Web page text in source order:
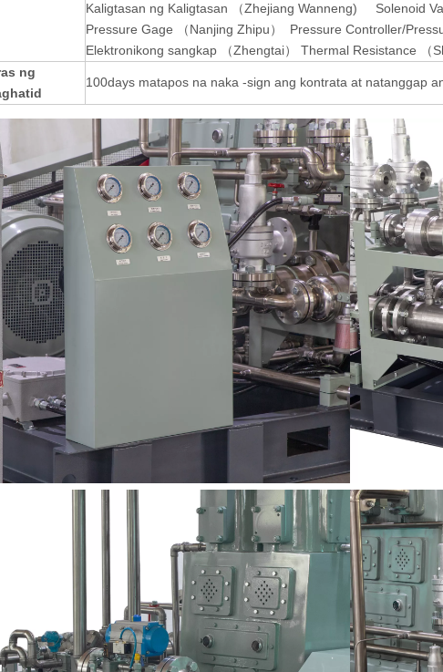
Kaligtasan ng Kaligtasan （Zhejiang Wanneng) Solenoid
Pressure Gage （Nanjing Zhipu） Pressure Controller/
Elektronikong sangkap （Zhengtai） Thermal Resistance （
ng
100days matapos na naka -sign ang kontrata at natanggap